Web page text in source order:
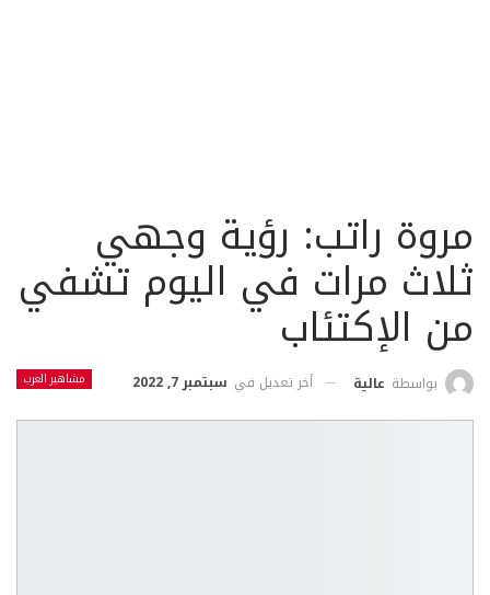
مروة راتب: رؤية وجهي
ثلاث مرات في اليوم تشفي
من الإكتئاب
مشاهير العرب بواسطة عالية أخر تعديل في سبتمبر 7, 2022